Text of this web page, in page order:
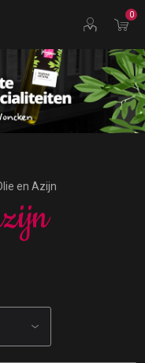
0
vandaag uiterlijk tot
en Azijn